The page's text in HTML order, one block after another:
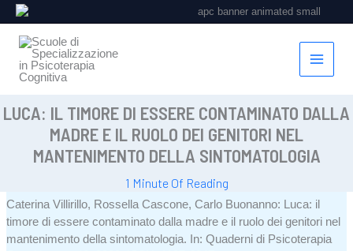
al
contenuto
LUCA: IL TIMORE DI ESSERE CONTAMINATO DALLA
MADRE E IL RUOLO DEI GENITORI NEL
MANTENIMENTO DELLA SINTOMATOLOGIA
1 Minute Of Reading
Caterina Villirillo, Rossella Cascone, Carlo Buonanno: Luca: il
timore di essere contaminato dalla madre e il ruolo dei genitori nel
mantenimento della sintomatologia. In:Quaderni di Psicoterapia